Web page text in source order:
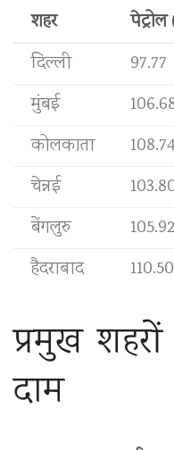
शहर
दिल्ली
97.77
मुंबई
कोलकाता
108.74
चेन्नई
बेंगलुरु
105.92
हैदराबाद
110.50
प्रमुख
दाम